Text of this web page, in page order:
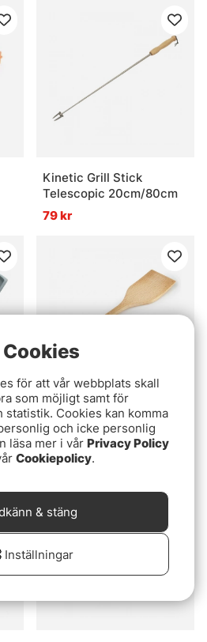
Kinetic Grill Stick
Telescopic 20cm/80cm
79 kr
GSI Rakau Spatula
99 kr
Cookies
för att vår webbplats skall
som möjligt samt för
statistik. Cookies kan komma
och icke personlig
läsa mer i vår Privacy Policy
Cookiepolicy.
Inställningar
& stäng